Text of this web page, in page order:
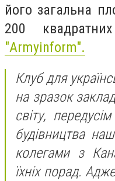
його загальна
200
"Armyinform".
Клуб для
на зразок
світу,
будівництва
колегами з
їхніх порад.